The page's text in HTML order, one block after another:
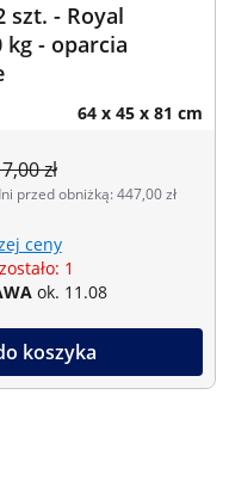
szt. - Royal
kg - oparcia
64 x 45 x 81 cm
zł
przed obniżką: 447,00 zł
ceny
1
ok. 11.08
koszyka